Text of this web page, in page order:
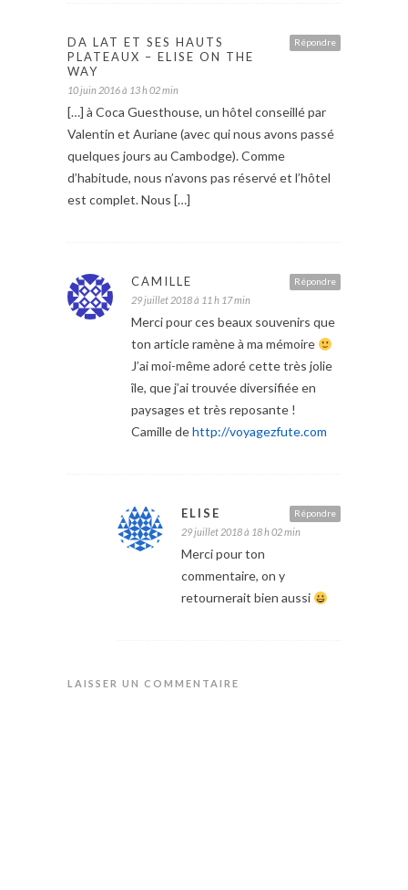
Répondre
DA LAT ET SES HAUTS
PLATEAUX – ELISE ON THE
WAY
10 juin 2016 à 13 h 02 min
[…] à Coca Guesthouse, un hôtel conseillé par
Valentin et Auriane (avec qui nous avons passé
quelques jours au Cambodge). Comme
d’habitude, nous n’avons pas réservé et l’hôtel
est complet. Nous […]
Répondre
CAMILLE
29 juillet 2018 à 11 h 17 min
Merci pour ces beaux souvenirs que
ton article ramène à ma mémoire
J’ai moi-même adoré cette très jolie
île, que j’ai trouvée diversifiée en
paysages et très reposante !
Camille dehttp://voyagezfute.com
Répondre
ELISE
29 juillet 2018 à 18 h 02 min
Merci pour ton
commentaire, on y
retournerait bien aussi
LAISSER UN COMMENTAIRE